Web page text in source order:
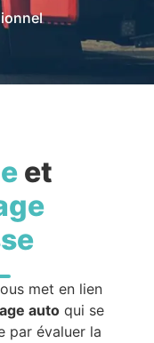
et
met en lien
auto qui se
par évaluer la